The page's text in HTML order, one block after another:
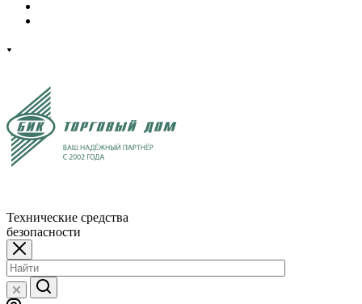
Технические средства
безопасности